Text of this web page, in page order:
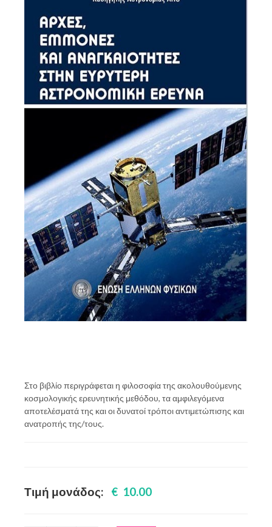
Στο βιβλίο περιγράφεται η φιλοσοφία της ακολουθούμενης
κοσμολογικής ερευνητικής μεθόδου, τα αμφιλεγόμενα
αποτελέσματά της και οι δυνατοί τρόποι αντιμετώπισης και
ανατροπής της/τους.
Τιμή μονάδος: € 10.00